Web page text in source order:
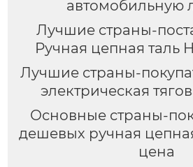
автомобильную
Лучшие страны-
Ручная цепная таль
Лучшие страны-
электрическая
Основные страны-
дешевых ручная
цена